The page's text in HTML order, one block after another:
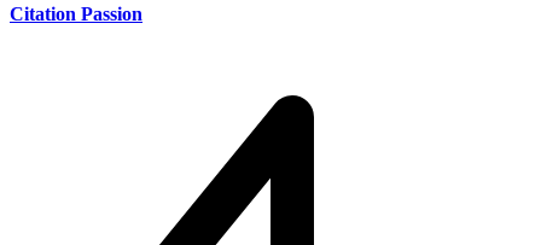
Citation Passion